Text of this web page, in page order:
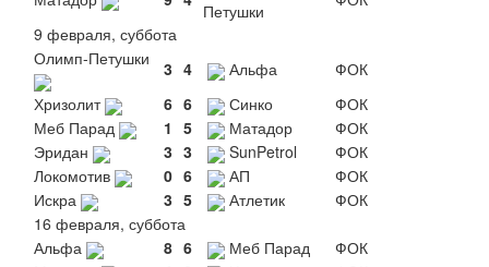
Петушки
9 февраля, суббота
Олимп-Петушки
3 4 Альфа
ФОК
Хризолит
6 6 Синко
ФОК
Меб Парад
1 5 Матадор
ФОК
Эридан
3 3 SunPetrol
ФОК
Локомотив
0 6 АП
ФОК
Искра
3 5 Атлетик
ФОК
16 февраля, суббота
Альфа
8 6 Меб Парад
ФОК